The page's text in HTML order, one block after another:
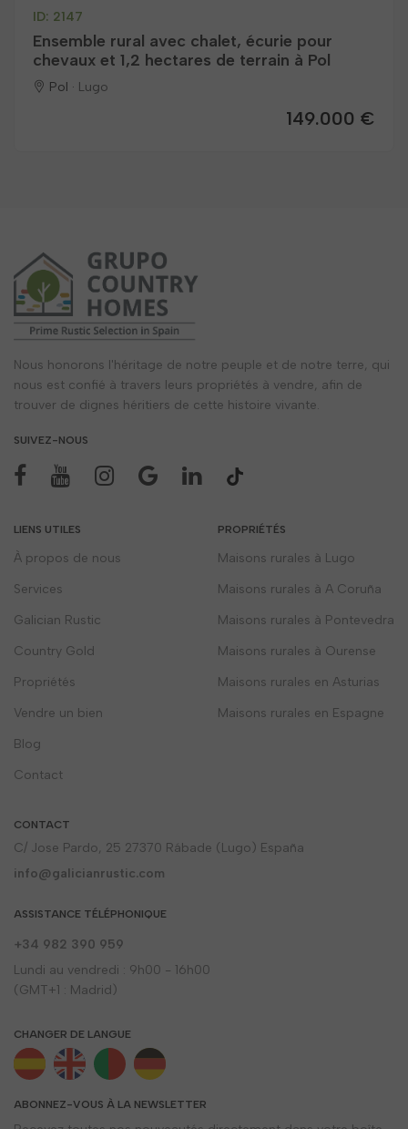
ID: 2147
Ensemble rural avec chalet, écurie pour
chevaux et 1,2 hectares de terrain à Pol
Pol · Lugo
149.000 €
Nous honorons l'héritage de notre peuple et de notre terre, qui
nous est confié à travers leurs propriétés à vendre, afin de
trouver de dignes héritiers de cette histoire vivante.
SUIVEZ-NOUS
LIENS UTILES
À propos de nous
Services
Galician Rustic
Country Gold
Propriétés
Vendre un bien
Blog
Contact
PROPRIÉTÉS
Maisons rurales à Lugo
Maisons rurales à A Coruña
Maisons rurales à Pontevedra
Maisons rurales à Ourense
Maisons rurales en Asturias
Maisons rurales en Espagne
CONTACT
C/ Jose Pardo, 25 27370 Rábade (Lugo) España
info@galicianrustic.com
ASSISTANCE TÉLÉPHONIQUE
+34 982 390 959
Lundi au vendredi : 9h00 - 16h00
(GMT+1 : Madrid)
CHANGER DE LANGUE
ABONNEZ-VOUS À LA NEWSLETTER